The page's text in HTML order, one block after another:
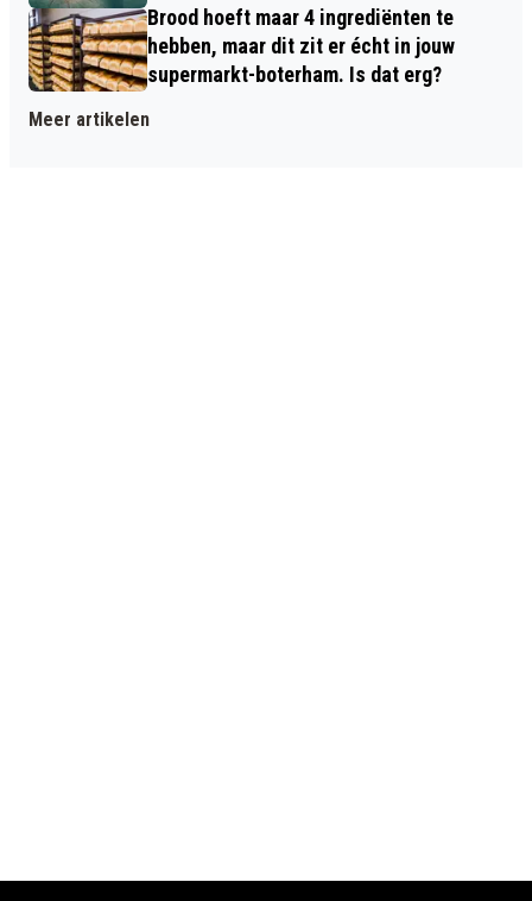
Brood hoeft maar 4 ingrediënten te
hebben, maar dit zit er écht in jouw
supermarkt-boterham. Is dat erg?
Meer artikelen